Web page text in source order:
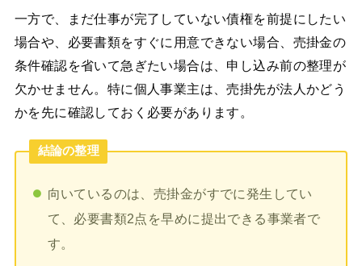
一方で、まだ仕事が完了していない債権を前提にしたい
場合や、必要書類をすぐに用意できない場合、売掛金の
条件確認を省いて急ぎたい場合は、申し込み前の整理が
欠かせません。特に個人事業主は、売掛先が法人かどう
かを先に確認しておく必要があります。
結論の整理
向いているのは、売掛金がすでに発生してい
て、必要書類2点を早めに提出できる事業者で
す。